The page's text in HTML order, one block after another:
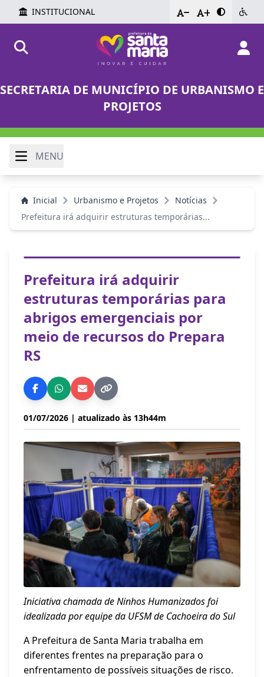
INSTITUCIONAL - +
SECRETARIA DE MUNICÍPIO DE URBANISMO E
PROJETOS
MENU
Inicial Urbanismo e Projetos
Notícias
Prefeitura irá adquirir estruturas temporárias...
Prefeitura irá adquirir
estruturas temporárias para
abrigos emergenciais por
meio de recursos do Prepara
RS
01/07/2026 | atualizado às 13h44m
Iniciativa chamada de Ninhos Humanizados foi
idealizada por equipe da UFSM de Cachoeira do Sul
A Prefeitura de Santa Maria trabalha em
diferentes frentes na preparação para o
enfrentamento de possíveis situações de risco.